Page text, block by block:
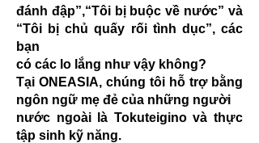
đánh đập”,“Tôi bị buộc về nước” và
“Tôi bị chủ quấy rối tình dục”, các
bạn
có các lo lắng như vậy không?
Tại ONEASIA, chúng tôi hỗ trợ bằng
ngôn ngữ mẹ đẻ của những người
nước ngoài là Tokuteigino và thực
tập sinh kỹ năng.